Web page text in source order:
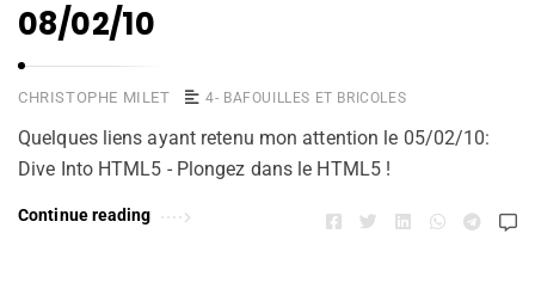
08/02/10
CHRISTOPHE MILET 4- BAFOUILLES ET BRICOLES
Quelques liens ayant retenu mon attention le 05/02/10:
Dive Into HTML5 - Plongez dans le HTML5 !
Continue reading